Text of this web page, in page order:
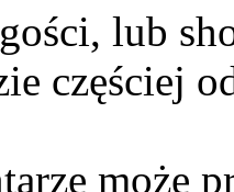
lub
częściej
może